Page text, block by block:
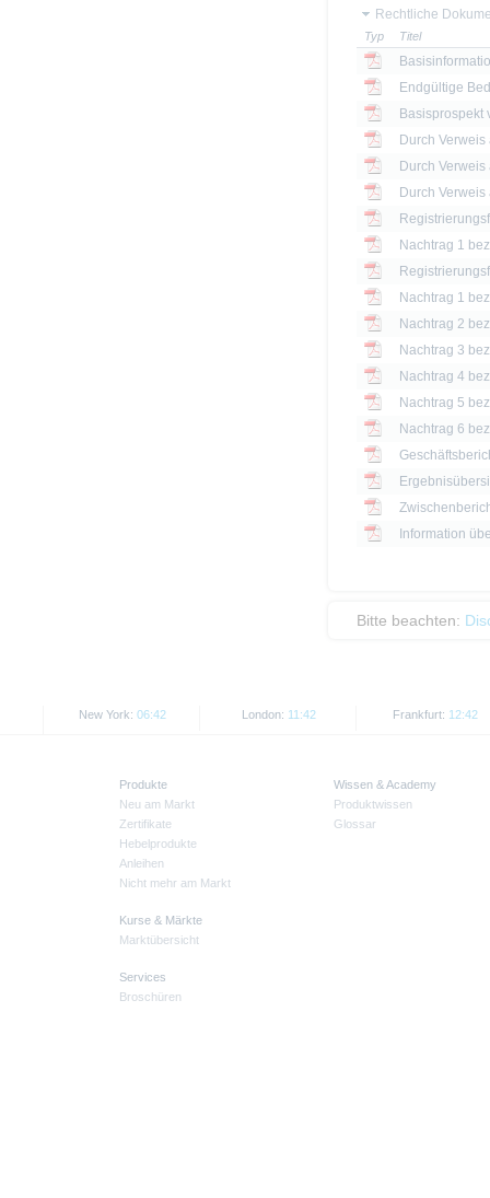
Rechtliche
Typ Titel
Endgültige
Basisprospekt
Nachtrag 1
Nachtrag 1
Nachtrag 2
Nachtrag 3
Nachtrag 4
Nachtrag 5
Nachtrag 6
Information
Bitte beachten:
New York: 06:42 London: 11:42 Frankfurt: 12:42
Produkte
Neu am Markt
Zertifikate
Hebelprodukte
Anleihen
Nicht mehr am Markt
Kurse & Märkte
Marktübersicht
Services
Broschüren
Wissen & Academy
Produktwissen
Glossar